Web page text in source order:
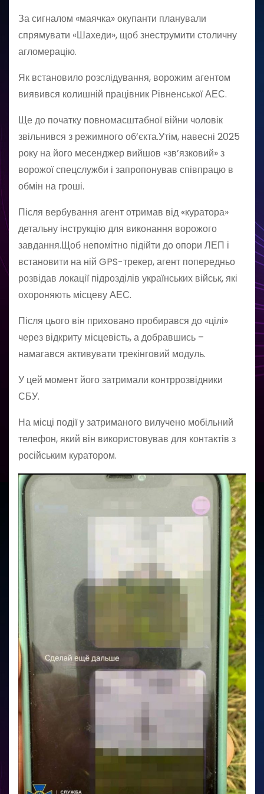
За сигналом «маячка» окупанти планували
спрямувати «Шахеди», щоб знеструмити столичну
агломерацію.
Як встановило розслідування, ворожим агентом
виявився колишній працівник Рівненської АЕС.
Ще до початку повномасштабної війни чоловік
звільнився з режимного об’єкта.Утім, навесні 2025
року на його месенджер вийшов «зв’язковий» з
ворожої спецслужби і запропонував співпрацю в
обмін на гроші.
Після вербування агент отримав від «куратора»
детальну інструкцію для виконання ворожого
завдання.Щоб непомітно підійти до опори ЛЕП і
встановити на ній GPS-трекер, агент попередньо
розвідав локації підрозділів українських військ, які
охороняють місцеву АЕС.
Після цього він приховано пробирався до «цілі»
через відкриту місцевість, а добравшись –
намагався активувати трекінговий модуль.
У цей момент його затримали контррозвідники
СБУ.
На місці події у затриманого вилучено мобільний
телефон, який він використовував для контактів з
російським куратором.